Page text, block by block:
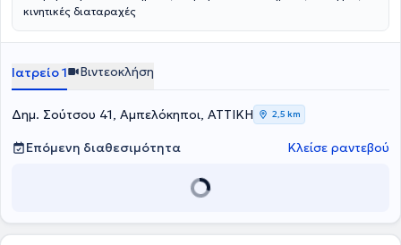
κινητικές διαταραχές
Ιατρείο 1 Βιντεοκλήση
Δημ. Σούτσου 41, Αμπελόκηποι, ΑΤΤΙΚΗ 2,5 km
Επόμενη διαθεσιμότητα Κλείσε ραντεβού